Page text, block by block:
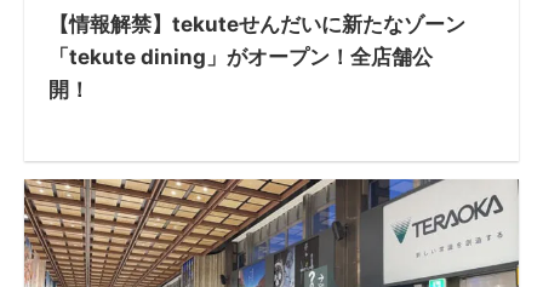
【情報解禁】tekuteせんだいに新たなゾーン
「tekute dining」がオープン！全店舗公
開！